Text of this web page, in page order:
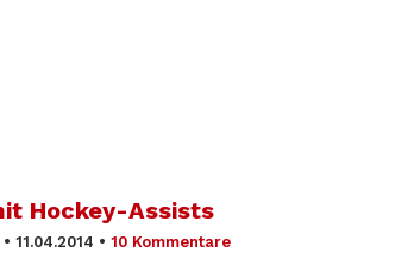
Hockey-Assists
• 11.04.2014 • 10 Kommentare